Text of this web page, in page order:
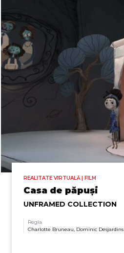
REALITATE VIRTUALĂ | FILM
Casa de păpuși
UNFRAMED COLLECTION
Regia
Charlotte Bruneau, Dominic Desjardins